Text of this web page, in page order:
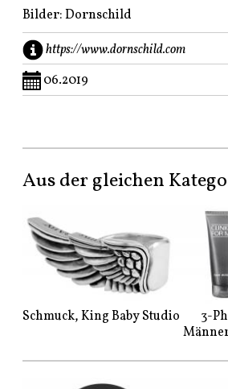
Bilder: Dornschild
https://www.dornschild.com
06.2019
Aus der gleichen
Schmuck, King Baby Studio
3-